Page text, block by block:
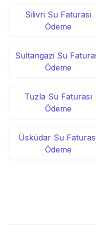
Silivri Su Faturası
Ödeme
Sultangazi Su
Ödeme
Tuzla Su Faturası
Ödeme
Üsküdar Su
Ödeme